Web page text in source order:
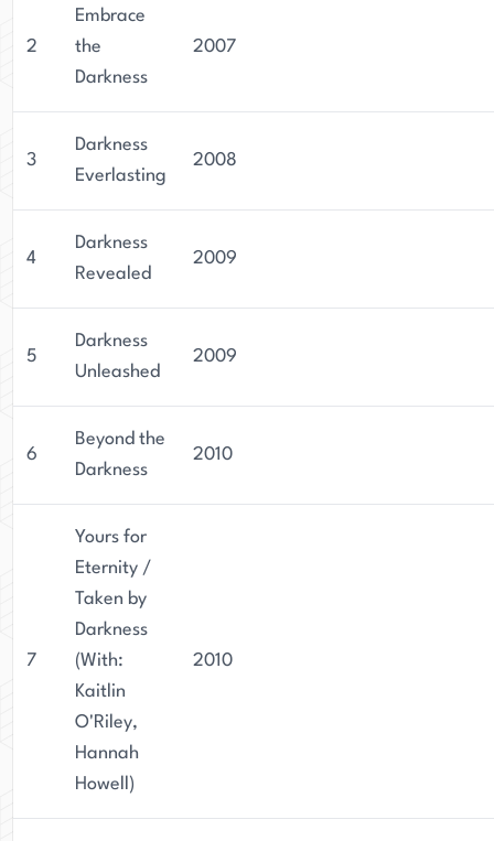
2
Embrace
the
Darkness
2007
3
Darkness
Everlasting
2008
4
Darkness
Revealed
2009
5
Darkness
Unleashed
2009
6
Beyond the
Darkness
2010
7
Yours for
Eternity /
Taken by
Darkness
(With:
Kaitlin
O'Riley,
Hannah
Howell)
2010